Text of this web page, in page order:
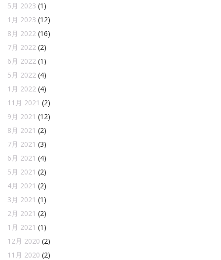
5月 2023 (1)
1月 2023 (12)
8月 2022 (16)
7月 2022 (2)
6月 2022 (1)
5月 2022 (4)
1月 2022 (4)
11月 2021 (2)
9月 2021 (12)
8月 2021 (2)
7月 2021 (3)
6月 2021 (4)
5月 2021 (2)
4月 2021 (2)
3月 2021 (1)
2月 2021 (2)
1月 2021 (1)
12月 2020 (2)
11月 2020 (2)